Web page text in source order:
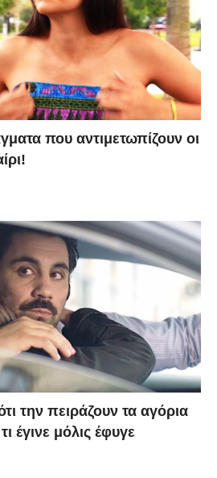
που αντιμετωπίζουν οι
την πειράζουν τα αγόρια
έγινε μόλις έφυγε